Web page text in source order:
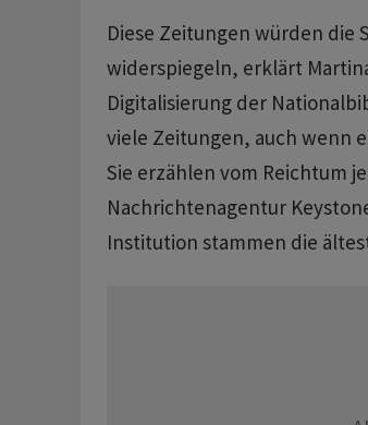
Diese Zeitungen würden die
widerspiegeln, erklärt
Digitalisierung der
viele Zeitungen, auch wenn
Sie erzählen vom Reichtum
Nachrichtenagentur
Institution stammen die